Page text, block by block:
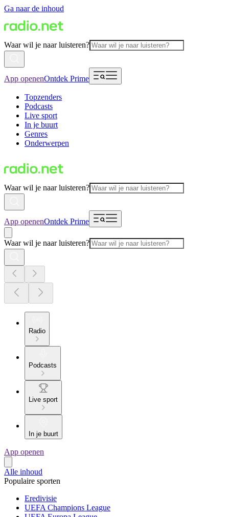
Ga naar de inhoud
Waar wil je naar luisteren?
App openenOntdek Prime
Topzenders
Podcasts
Live sport
In je buurt
Genres
Onderwerpen
Waar wil je naar luisteren?
App openenOntdek Prime
Waar wil je naar luisteren?
Radio
Podcasts
Live sport
In je buurt
App openen
Alle inhoud
Populaire sporten
Eredivisie
UEFA Champions League